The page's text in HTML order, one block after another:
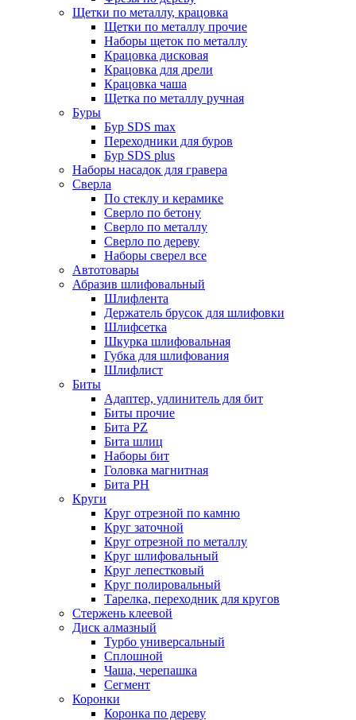
Щетки по металлу, крацовка
Щетки по металлу прочие
Наборы щеток по металлу
Крацовка дисковая
Крацовка для дрели
Крацовка чаша
Щетка по металлу ручная
Буры
Бур SDS max
Переходники для буров
Бур SDS plus
Наборы насадок для гравера
Сверла
По стеклу и керамике
Сверло по бетону
Сверло по металлу
Сверло по дереву
Наборы сверел все
Автотовары
Абразив шлифовальный
Шлифлента
Держатель брусок для шлифовки
Шлифсетка
Шкурка шлифовальная
Губка для шлифования
Шлифлист
Биты
Адаптер, удлинитель для бит
Биты прочие
Бита PZ
Бита шлиц
Наборы бит
Головка магнитная
Бита PH
Круги
Круг отрезной по камню
Круг заточной
Круг отрезной по металлу
Круг шлифовальный
Круг лепестковый
Круг полировальный
Тарелка, переходник для кругов
Стержень клеевой
Диск алмазный
Турбо универсальный
Сплошной
Чаша, черепашка
Сегмент
Коронки
Коронка по дереву